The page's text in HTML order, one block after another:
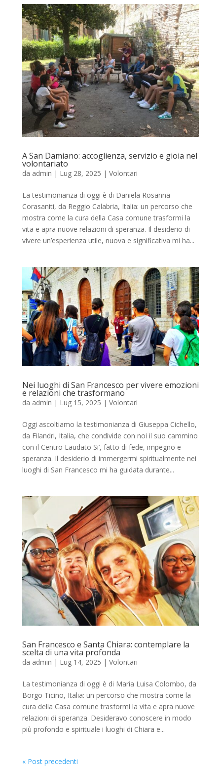
A San Damiano: accoglienza, servizio e gioia nel
volontariato
da admin | Lug 28, 2025 | Volontari
La testimonianza di oggi è di Daniela Rosanna
Corasaniti, da Reggio Calabria, Italia: un percorso che
mostra come la cura della Casa comune trasformi la
vita e apra nuove relazioni di speranza. Il desiderio di
vivere un’esperienza utile, nuova e significativa mi ha...
Nei luoghi di San Francesco per vivere emozioni
e relazioni che trasformano
da admin | Lug 15, 2025 | Volontari
Oggi ascoltiamo la testimonianza di Giuseppa Cichello,
da Filandri, Italia, che condivide con noi il suo cammino
con il Centro Laudato Si’, fatto di fede, impegno e
speranza. Il desiderio di immergermi spiritualmente nei
luoghi di San Francesco mi ha guidata durante...
San Francesco e Santa Chiara: contemplare la
scelta di una vita profonda
da admin | Lug 14, 2025 | Volontari
La testimonianza di oggi è di Maria Luisa Colombo, da
Borgo Ticino, Italia: un percorso che mostra come la
cura della Casa comune trasformi la vita e apra nuove
relazioni di speranza. Desideravo conoscere in modo
più profondo e spirituale i luoghi di Chiara e...
« Post precedenti